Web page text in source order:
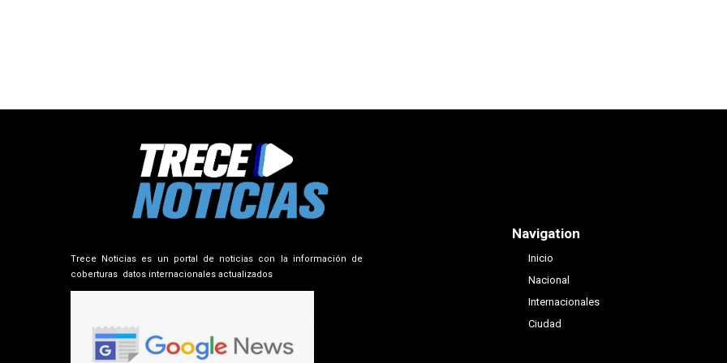
Trece Noticias es un portal de noticias con la información de
coberturas datos internacionales actualizados
Navigation
Inicio
Nacional
Internacionales
Ciudad